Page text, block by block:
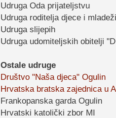
Udruga Oda prijateljstvu
Udruga roditelja djece i mladeži
Udruga slijepih
Udruga udomiteljskih obitelji
Ostale udruge
Društvo "Naša djeca" Ogulin
Hrvatska bratska zajednica u
Frankopanska garda Ogulin
Hrvatski katolički zbor MI